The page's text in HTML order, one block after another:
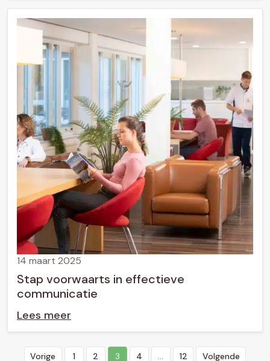
Stap voorwaarts in effectieve
communicatie
14 maart 2025
Lees meer
Vorige 1 2 3 4 … 12 Volgende